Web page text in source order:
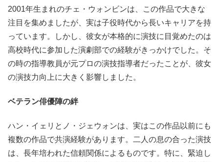
2001年生まれのチェ・ウォンビンは、この作品で大きな
注目を集めましたが、実は子役時代から長いキャリアを持
っています。しかし、彼女が本格的に演技に目覚めたのは
高校時代に参加した演劇部での経験がきっかけでした。そ
の時の指導教員が元プロの演技指導者だったことが、彼女
の演技力向上に大きく影響しました。
ベテラン俳優陣の絆
ハン・イェリとノ・ジェウォンは、実はこの作品以前にも
複数の作品で共演経験があります。二人の息の合った演技
は、長年培われた信頼関係によるものです。特に、緊迫し